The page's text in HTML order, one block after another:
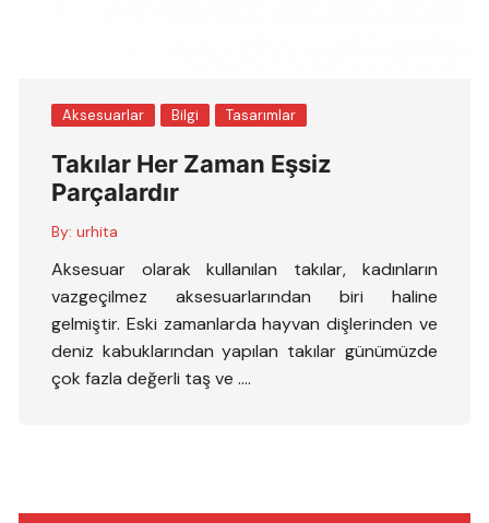
Aksesuarlar Bilgi Tasarımlar
Takılar Her Zaman Eşsiz
Parçalardır
By: urhita
Aksesuar olarak kullanılan takılar, kadınların
vazgeçilmez aksesuarlarından biri haline
gelmiştir. Eski zamanlarda hayvan dişlerinden ve
deniz kabuklarından yapılan takılar günümüzde
çok fazla değerli taş ve ….